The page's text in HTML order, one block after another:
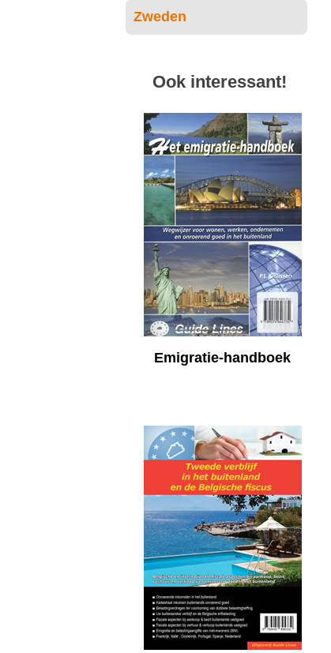
Zweden
Ook interessant!
Emigratie-handboek